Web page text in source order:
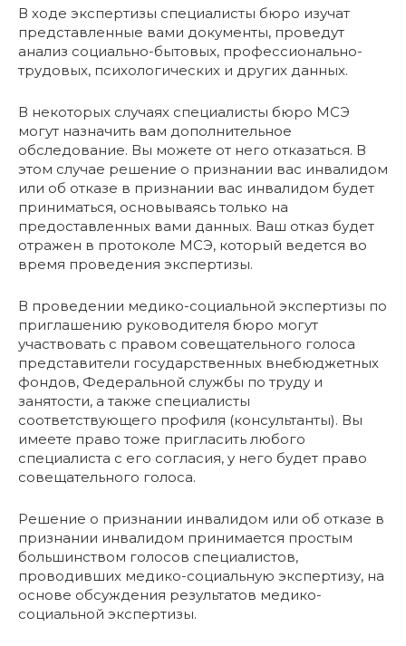
В ходе экспертизы специалисты бюро изучат
представленные вами документы, проведут
анализ социально-бытовых, профессионально-
трудовых, психологических и других данных.
В некоторых случаях специалисты бюро МСЭ
могут назначить вам дополнительное
обследование. Вы можете от него отказаться. В
этом случае решение о признании вас инвалидом
или об отказе в признании вас инвалидом будет
приниматься, основываясь только на
предоставленных вами данных. Ваш отказ будет
отражен в протоколе МСЭ, который ведется во
время проведения экспертизы.
В проведении медико-социальной экспертизы по
приглашению руководителя бюро могут
участвовать с правом совещательного голоса
представители государственных внебюджетных
фондов, Федеральной службы по труду и
занятости, а также специалисты
соответствующего профиля (консультанты). Вы
имеете право тоже пригласить любого
специалиста с его согласия, у него будет право
совещательного голоса.
Решение о признании инвалидом или об отказе в
признании инвалидом принимается простым
большинством голосов специалистов,
проводивших медико-социальную экспертизу, на
основе обсуждения результатов медико-
социальной экспертизы.